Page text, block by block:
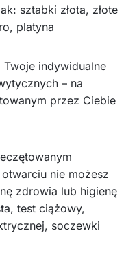
sztabki złota, złote
platyna
indywidualne
– na
przez Ciebie
nie możesz
zdrowia lub higienę
test ciążowy,
soczewki